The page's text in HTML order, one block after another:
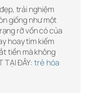
trải nghiệm
giống như một
rỡ vốn có của
hoay tìm kiếm
tiền mà không
TẠI ĐÂY:trẻ hóa